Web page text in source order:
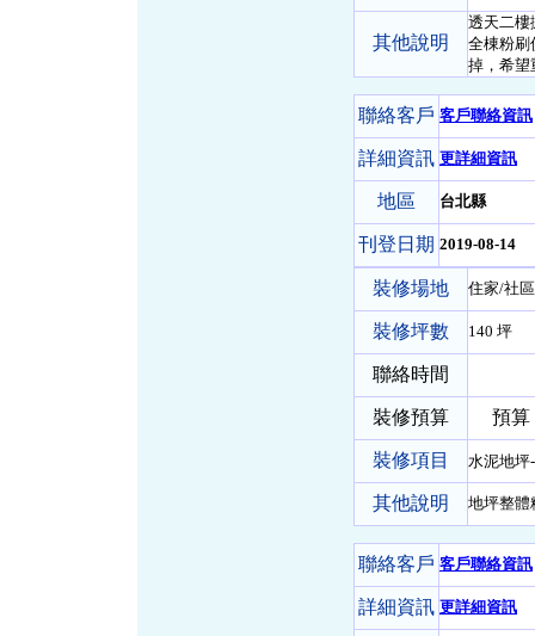
其他說明
透天二樓
全棟粉刷
掉，希望
聯絡客戶 客戶聯絡資訊
詳細資訊 更詳細資訊
地區 台北縣
刊登日期 2019-08-14
裝修場地 住家/社
裝修坪數 140 坪
聯絡時間
裝修預算 預算
裝修項目 水泥地
其他說明 地坪整體
聯絡客戶 客戶聯絡資訊
詳細資訊 更詳細資訊